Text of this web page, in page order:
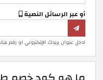
أو عبر الرسائل النصية
ادخل عنوان بريدك الإلكتروني او